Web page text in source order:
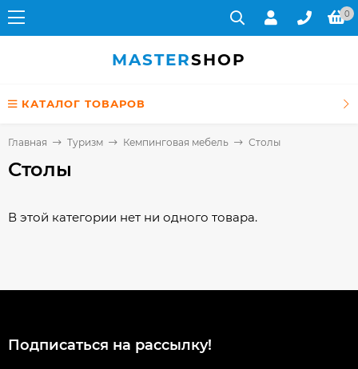
0
MASTERSHOP
КАТАЛОГ ТОВАРОВ
Главная Туризм Кемпинговая мебель Столы
Столы
В этой категории нет ни одного товара.
Подписаться на рассылкy!